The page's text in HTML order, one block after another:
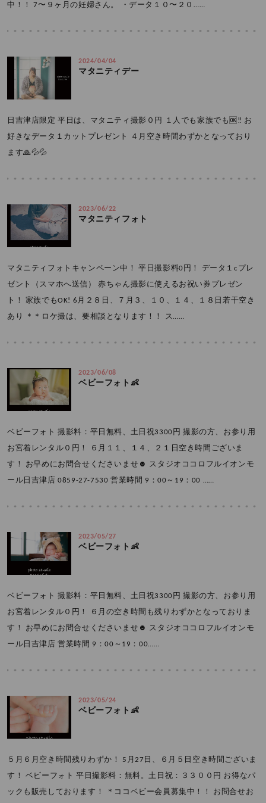
中！！ 7〜９ヶ月の妊婦さん。 ・データ１０〜２０……
2024/04/04
マタニティデー
日吉津店限定 平日は、マタニティ撮影０円 １人でも家族でも🆗‼️ お
好きなデータ１カットプレゼント ４月空き時間わずかとなっており
ます🙏💦💦
2023/06/22
マタニティフォト
マタニティフォトキャンペーン中！ 平日撮影料0円！ データ１cプレ
ゼント（スマホへ送信） 赤ちゃん撮影に使えるお祝い券プレゼン
ト！ 家族でもOK! 6月２８日、７月３、１０、１４、１８日若干空き
あり ＊＊ロケ撮は、要相談となります！！ ス……
2023/06/08
ベビーフォト👶
ベビーフォト 撮影料：平日無料、土日祝3300円 撮影の方、お参り用
お宮着レンタル０円！ ６月１１、１４、２１日空き時間ございま
す！ お早めにお問合せくださいませ☻ スタジオココロフルイオンモ
ール日吉津店 0859-27-7530 営業時間 9：00～19：00 ……
2023/05/27
ベビーフォト👶
ベビーフォト 撮影料：平日無料、土日祝3300円 撮影の方、お参り用
お宮着レンタル０円！ ６月の空き時間も残りわずかとなっておりま
す！ お早めにお問合せくださいませ☻ スタジオココロフルイオンモ
ール日吉津店 営業時間 9：00～19：00……
2023/05/24
ベビーフォト👶
５月６月空き時間残りわずか！ 5月27日、６月５日空き時間ございま
す！ ベビーフォト 平日撮影料：無料。土日祝：３３００円 お得なパ
ックも販売しております！ ＊ココベビー会員募集中！！ お問合せお